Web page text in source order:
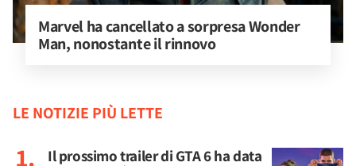
Marvel ha cancellato a sorpresa Wonder
Man, nonostante il rinnovo
LE NOTIZIE PIÙ LETTE
Il prossimo trailer di GTA 6 ha data